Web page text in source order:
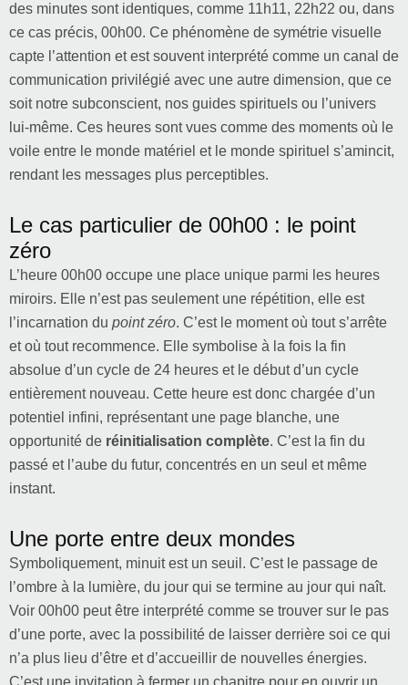
des minutes sont identiques, comme 11h11, 22h22 ou, dans
ce cas précis, 00h00. Ce phénomène de symétrie visuelle
capte l’attention et est souvent interprété comme un canal de
communication privilégié avec une autre dimension, que ce
soit notre subconscient, nos guides spirituels ou l’univers
lui-même. Ces heures sont vues comme des moments où le
voile entre le monde matériel et le monde spirituel s’amincit,
rendant les messages plus perceptibles.
Le cas particulier de 00h00 : le point
zéro
L’heure 00h00 occupe une place unique parmi les heures
miroirs. Elle n’est pas seulement une répétition, elle est
l’incarnation du point zéro. C’est le moment où tout s’arrête
et où tout recommence. Elle symbolise à la fois la fin
absolue d’un cycle de 24 heures et le début d’un cycle
entièrement nouveau. Cette heure est donc chargée d’un
potentiel infini, représentant une page blanche, une
opportunité de réinitialisation complète. C’est la fin du
passé et l’aube du futur, concentrés en un seul et même
instant.
Une porte entre deux mondes
Symboliquement, minuit est un seuil. C’est le passage de
l’ombre à la lumière, du jour qui se termine au jour qui naît.
Voir 00h00 peut être interprété comme se trouver sur le pas
d’une porte, avec la possibilité de laisser derrière soi ce qui
n’a plus lieu d’être et d’accueillir de nouvelles énergies.
C’est une invitation à fermer un chapitre pour en ouvrir un